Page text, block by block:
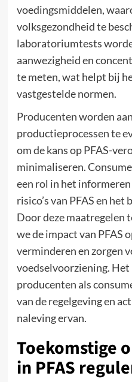
voedingsmiddelen,
volksgezondheid te
laboratoriumtests
aanwezigheid en
te meten, wat helpt bij
vastgestelde normen.
Producenten worden
productieprocessen te
om de kans op PFAS-
minimaliseren.
een rol in het
risico’s van PFAS en het
Door deze maatregelen
we de impact van PFAS
verminderen en zorgen
voedselvoorziening.
producenten als
van de regelgeving en
naleving ervan.
Toekomstige
in PFAS